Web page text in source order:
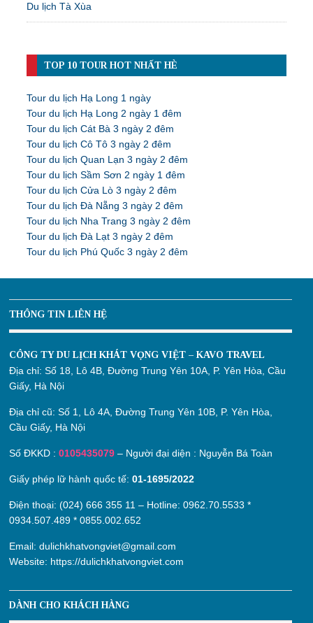
Du lịch Tà Xùa
TOP 10 TOUR HOT NHẤT HÈ
Tour du lịch Hạ Long 1 ngày
Tour du lịch Hạ Long 2 ngày 1 đêm
Tour du lịch Cát Bà 3 ngày 2 đêm
Tour du lịch Cô Tô 3 ngày 2 đêm
Tour du lịch Quan Lạn 3 ngày 2 đêm
Tour du lịch Sầm Sơn 2 ngày 1 đêm
Tour du lịch Cửa Lò 3 ngày 2 đêm
Tour du lịch Đà Nẵng 3 ngày 2 đêm
Tour du lịch Nha Trang 3 ngày 2 đêm
Tour du lịch Đà Lạt 3 ngày 2 đêm
Tour du lịch Phú Quốc 3 ngày 2 đêm
THÔNG TIN LIÊN HỆ
CÔNG TY DU LỊCH KHÁT VỌNG VIỆT – KAVO TRAVEL
Địa chỉ:Số 18, Lô 4B, Đường Trung Yên 10A, P. Yên Hòa, Cầu
Giấy, Hà Nội
Địa chỉ cũ:Số 1, Lô 4A, Đường Trung Yên 10B, P. Yên Hòa,
Cầu Giấy, Hà Nội
Số ĐKKD :0105435079 – Người đại diện : Nguyễn Bá Toàn
Giấy phép lữ hành quốc tế:01-1695/2022
Điện thoại: (024) 666 355 11 – Hotline:0962.70.5533 *
0934.507.489 *0855.002.652
Email:dulichkhatvongviet@gmail.com
Website: https://dulichkhatvongviet.com
DÀNH CHO KHÁCH HÀNG